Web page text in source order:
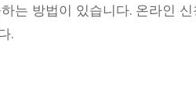
는 방법이 있습니다. 온라인
.